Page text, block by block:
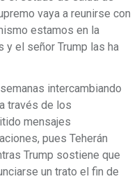
vaya a reunirse con
estamos en la
el señor Trump las ha
intercambiando
través de los
mensajes
pues Teherán
Trump sostiene que
un trato el fin de